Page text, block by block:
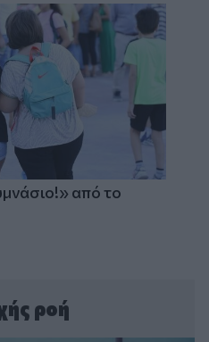
από το
ροή